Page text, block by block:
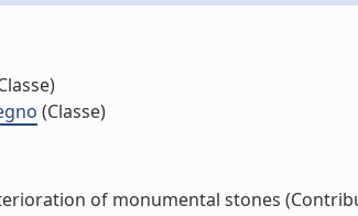
(Classe)
of monumental stones